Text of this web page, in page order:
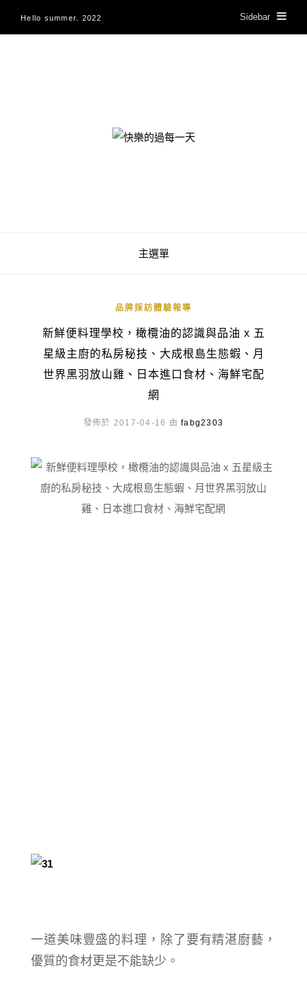
Hello summer. 2022 Sidebar
快樂的過每一天
主選單
品牌採訪體驗報導
新鮮便料理學校，橄欖油的認識與品油 x 五
星級主廚的私房秘技、大成根島生態蝦、月
世界黑羽放山雞、日本進口食材、海鮮宅配
網
發佈於 2017-04-16 由fabg2303
一道美味豐盛的料理，除了要有精湛廚藝，
優質的食材更是不能缺少。